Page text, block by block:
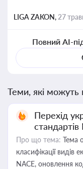
LIGA ZAKON, 27
Повний AI-
Теми, які можуть
Перехід
стандартів
Про що тема: Тема
класифікації видів
NACE, оновлення